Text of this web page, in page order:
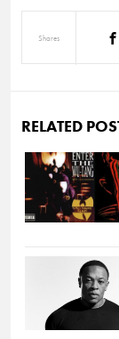
Shares
RELATED